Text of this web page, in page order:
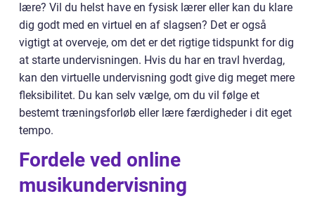
lære? Vil du helst have en fysisk lærer eller kan du klare
dig godt med en virtuel en af slagsen? Det er også
vigtigt at overveje, om det er det rigtige tidspunkt for dig
at starte undervisningen. Hvis du har en travl hverdag,
kan den virtuelle undervisning godt give dig meget mere
fleksibilitet. Du kan selv vælge, om du vil følge et
bestemt træningsforløb eller lære færdigheder i dit eget
tempo.
Fordele ved online
musikundervisning